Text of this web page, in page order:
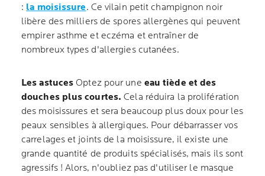
: la moisissure. Ce vilain petit champignon noir
libère des milliers de spores allergènes qui peuvent
empirer asthme et eczéma et entraîner de
nombreux types d'allergies cutanées.
Les astuces Optez pour une eau tiède et des
douches plus courtes. Cela réduira la prolifération
des moisissures et sera beaucoup plus doux pour les
peaux sensibles à allergiques. Pour débarrasser vos
carrelages et joints de la moisissure, il existe une
grande quantité de produits spécialisés, mais ils sont
agressifs ! Alors, n'oubliez pas d'utiliser le masque